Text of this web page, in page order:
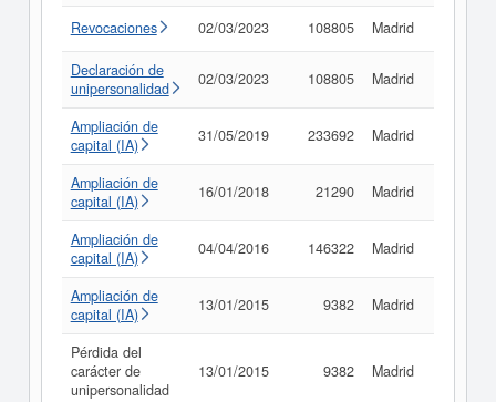
Revocaciones 02/03/2023 108805 Madrid
Declaración de
unipersonalidad
02/03/2023 108805 Madrid
Ampliación de
capital (IA)
31/05/2019 233692 Madrid
Ampliación de
capital (IA)
16/01/2018 21290 Madrid
Ampliación de
capital (IA)
04/04/2016 146322 Madrid
Ampliación de
capital (IA)
13/01/2015 9382 Madrid
Pérdida del
carácter de
unipersonalidad
13/01/2015 9382 Madrid